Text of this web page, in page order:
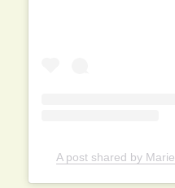
A post shared by